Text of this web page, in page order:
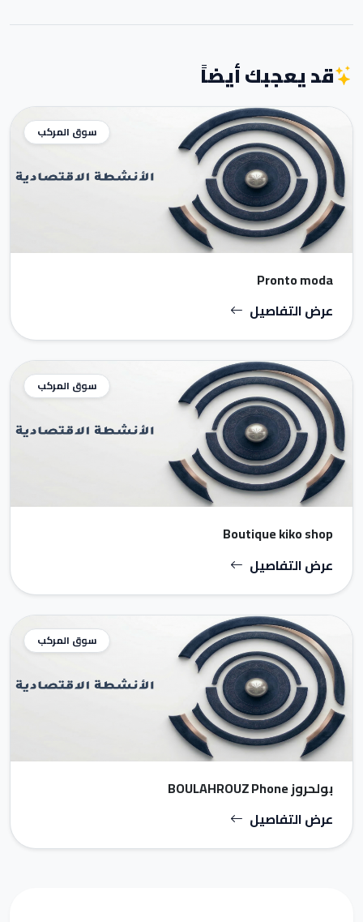
قد يعجبك أيضاً
سوق المركب
Pronto moda
عرض التفاصيل
سوق المركب
Boutique kiko shop
عرض التفاصيل
سوق المركب
بولحروز BOULAHROUZ Phone
عرض التفاصيل